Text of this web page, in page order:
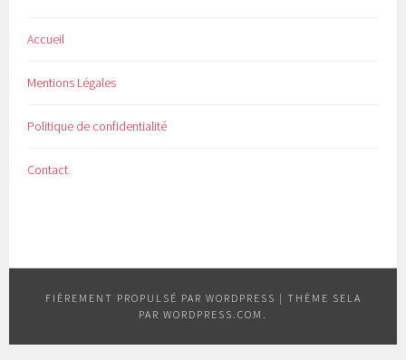
Accueil
Mentions Légales
Politique de confidentialité
Contact
FIÈREMENT PROPULSÉ PAR WORDPRESS | THÈME SELA
PAR WORDPRESS.COM .